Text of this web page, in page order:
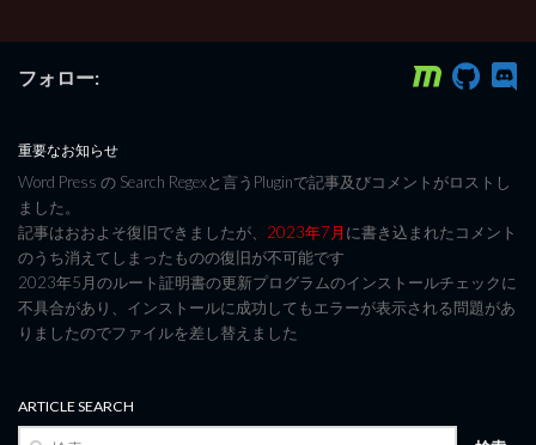
フォロー:
重要なお知らせ
Word Press の Search Regexと言うPluginで記事及びコメントがロストし
ました。
記事はおおよそ復旧できましたが、 2023年7月に書き込まれたコメント
のうち消えてしまったものの復旧が不可能です
2023年5月のルート証明書の更新プログラムのインストールチェックに
不具合があり、インストールに成功してもエラーが表示される問題があ
りましたのでファイルを差し替えました
ARTICLE SEARCH